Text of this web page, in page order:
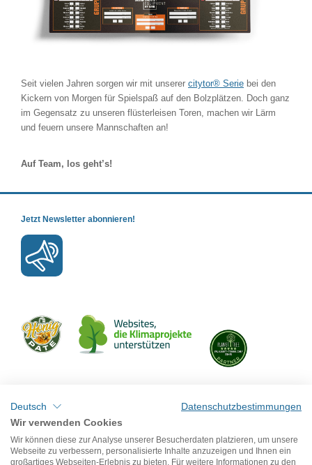
Seit vielen Jahren sorgen wir mit unserer citytor® Serie bei den
Kickern von Morgen für Spielspaß auf den Bolzplätzen. Doch ganz
im Gegensatz zu unseren flüsterleisen Toren, machen wir Lärm
und feuern unsere Mannschaften an!
Auf Team, los geht’s!
Jetzt Newsletter abonnieren!
Deutsch
Datenschutzbestimmungen
Wir verwenden Cookies
Wir können diese zur Analyse unserer Besucherdaten platzieren, um unsere
Webseite zu verbessern, personalisierte Inhalte anzuzeigen und Ihnen ein
großartiges Webseiten-Erlebnis zu bieten. Für weitere Informationen zu den